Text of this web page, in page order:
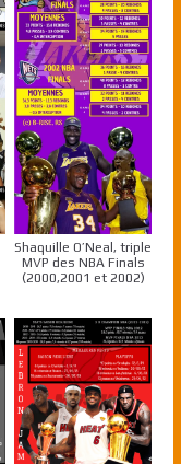
Shaquille O’Neal, triple
MVP des NBA Finals
(2000,2001 et 2002)